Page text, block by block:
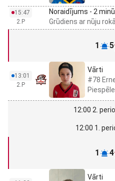
15:47
2.P
Noraidījums - 2
Grūdiens ar nūju
1 5
13:01
2.P
Vārti
#78
12:00 2.
12:00 1.
1 4
Vārti